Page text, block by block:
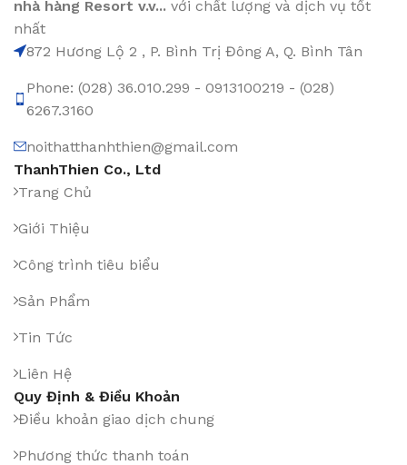
nhà hàng Resort v.v... với chất lượng và dịch vụ tốt
nhất
872 Hương Lộ 2 , P. Bình Trị Đông A, Q. Bình Tân
Phone: (028) 36.010.299 - 0913100219 - (028)
6267.3160
noithatthanhthien@gmail.com
ThanhThien Co., Ltd
Trang Chủ
Giới Thiệu
Công trình tiêu biểu
Sản Phẩm
Tin Tức
Liên Hệ
Quy Định & Điều Khoản
Điều khoản giao dịch chung
Phương thức thanh toán